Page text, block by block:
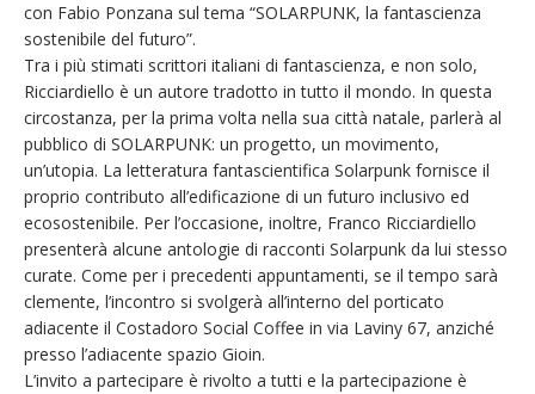
con Fabio Ponzana sul tema “SOLARPUNK, la fantascienza
sostenibile del futuro”.
Tra i più stimati scrittori italiani di fantascienza, e non solo,
Ricciardiello è un autore tradotto in tutto il mondo. In questa
circostanza, per la prima volta nella sua città natale, parlerà al
pubblico di SOLARPUNK: un progetto, un movimento,
un’utopia. La letteratura fantascientifica Solarpunk fornisce il
proprio contributo all’edificazione di un futuro inclusivo ed
ecosostenibile. Per l’occasione, inoltre, Franco Ricciardiello
presenterà alcune antologie di racconti Solarpunk da lui stesso
curate. Come per i precedenti appuntamenti, se il tempo sarà
clemente, l’incontro si svolgerà all’interno del porticato
adiacente il Costadoro Social Coffee in via Laviny 67, anziché
presso l’adiacente spazio Gioin.
L’invito a partecipare è rivolto a tutti e la partecipazione è